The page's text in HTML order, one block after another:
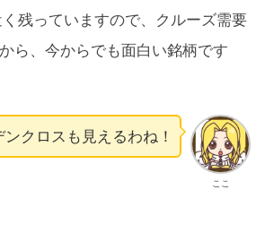
残っていますので、クルーズ需要
ら、今からでも面白い銘柄です
ここ
ンクロスも見えるわね！